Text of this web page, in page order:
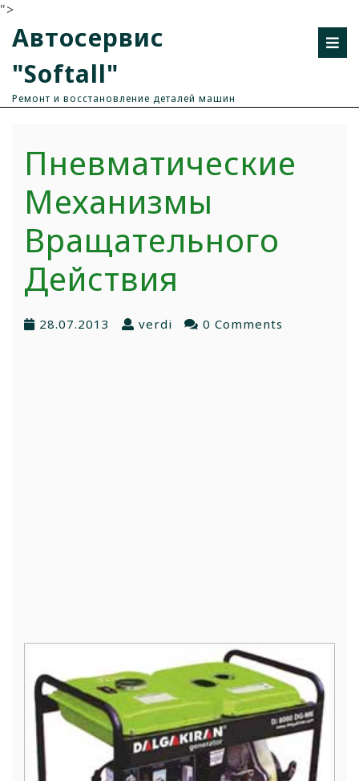
">
Автосервис
"Softall"
Ремонт и восстановление деталей машин
Пневматические
Механизмы
Вращательного
Действия
28.07.2013 verdi 0 Comments